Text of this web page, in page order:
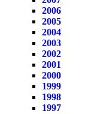
2006
2005
2004
2003
2002
2001
2000
1999
1998
1997